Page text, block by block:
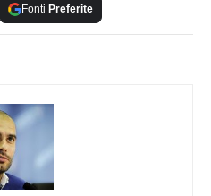
Fonti Preferite